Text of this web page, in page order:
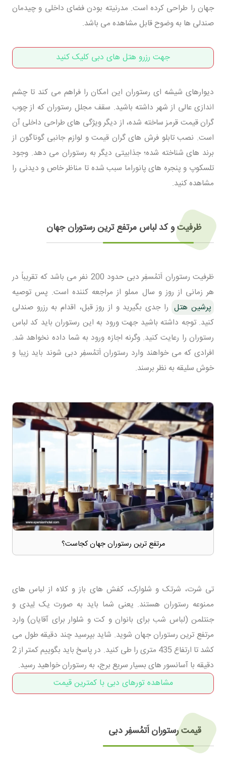
جهان را طراحی کرده است. مدرنیته بودن فضای داخلی و چیدمان
صندلی ها به وضوح قابل مشاهده می باشد.
جهت رزرو هتل های دبی کلیک کنید
دیوارهای شیشه ای رستوران این امکان را فراهم می کند تا چشم
اندازی عالی از شهر داشته باشید. سقف مجلل رستوران که از چوب
گران قیمت قرمز ساخته شده، از دیگر ویژگی های طراحی داخلی آن
است. نصب تابلو فرش های گران قیمت و لوازم جانبی گوناگون از
برند های شناخته شده؛ جذابیتی دیگر به رستوران می دهد. وجود
تلسکوپ و پنجره های پانوراما سبب شده تا مناظر خاص و دیدنی را
مشاهده کنید.
ظرفیت و کد لباس مرتفع ترین رستوران جهان
ظرفیت رستوران اَتمُسفِر دبی حدود 200 نفر می باشد که تقریباً در
هر زمانی از روز و سال مملو از مراجعه کننده است. پس توصیه
پرشین هتل را جدی بگیرید و از روز قبل، اقدام به رزرو صندلی
کنید. توجه داشته باشید جهت ورود به این رستوران باید کد لباس
رستوران را رعایت کنید. وگرنه اجازه ورود به شما داده نخواهد شد.
افرادی که می خواهند وارد رستوران اَتمُسفِر دبی شوند باید زیبا و
خوش سلیقه به نظر برسند.
مرتفع ترین رستوران جهان کجاست؟
تی شرت، شرتک و شلوارک، کفش های باز و کلاه از لباس های
ممنوعه رستوران هستند. یعنی شما باید به صورت یک لِیدی و
جنتلمن (لباس شب برای بانوان و کت و شلوار برای آقایان) وارد
مرتفع ترین رستوران جهان شوید. شاید بپرسید چند دقیقه طول می
کشد تا ارتفاع 435 متری را طی کنید. در پاسخ باید بگوییم کمتر از 2
دقیقه با آسانسور های بسیار سریع برج، به رستوران خواهید رسید.
مشاهده تورهای دبی با کمترین قیمت
قیمت رستوران اَتمُسفِر دبی